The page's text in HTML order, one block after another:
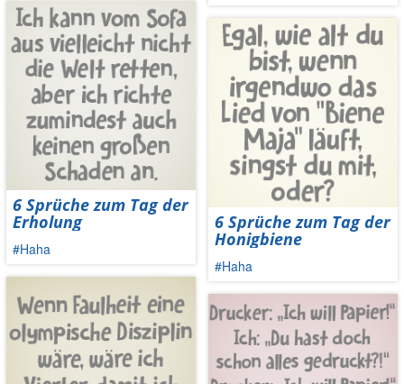
6 Sprüche zum Tag der
Erholung
#Haha
6 Sprüche zum Tag der
Honigbiene
#Haha